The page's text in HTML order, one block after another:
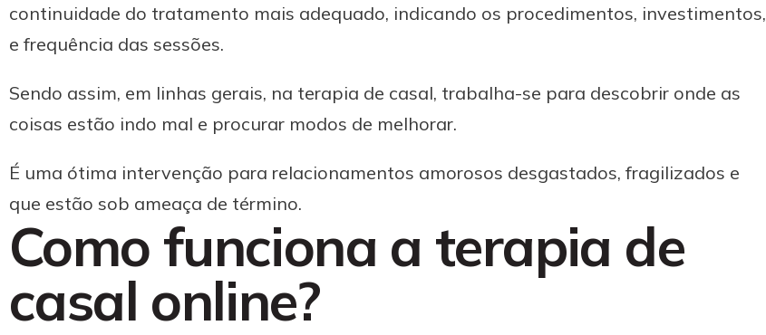
continuidade do tratamento mais adequado, indicando os procedimentos, investimentos,
e frequência das sessões.
Sendo assim, em linhas gerais, na terapia de casal, trabalha-se para descobrir onde as
coisas estão indo mal e procurar modos de melhorar.
É uma ótima intervenção para relacionamentos amorosos desgastados, fragilizados e
que estão sob ameaça de término.
Como funciona a terapia de
casal online?